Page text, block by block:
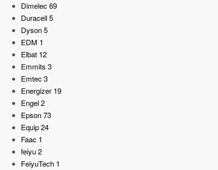
Dimelec 69
Duracell5
Dyson5
EDM 1
Elbat 12
Emmits 3
Emtec 3
Energizer 19
Engel2
Epson73
Equip24
Faac 1
feiyu2
FeiyuTech 1